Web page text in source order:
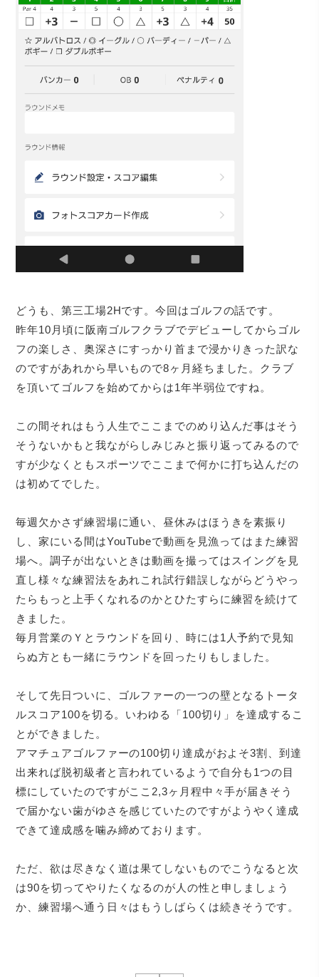
どうも、第三工場2Hです。今回はゴルフの話です。
昨年10月頃に阪南ゴルフクラブでデビューしてからゴル
フの楽しさ、奥深さにすっかり首まで浸かりきった訳な
のですがあれから早いもので8ヶ月経ちました。クラブ
を頂いてゴルフを始めてからは1年半弱位ですね。
この間それはもう人生でここまでのめり込んだ事はそう
そうないかもと我ながらしみじみと振り返ってみるので
すが少なくともスポーツでここまで何かに打ち込んだの
は初めてでした。
毎週欠かさず練習場に通い、昼休みはほうきを素振り
し、家にいる間はYouTubeで動画を見漁ってはまた練習
場へ。調子が出ないときは動画を撮ってはスイングを見
直し様々な練習法をあれこれ試行錯誤しながらどうやっ
たらもっと上手くなれるのかとひたすらに練習を続けて
きました。
毎月営業のＹとラウンドを回り、時には1人予約で見知
らぬ方とも一緒にラウンドを回ったりもしました。
そして先日ついに、ゴルファーの一つの壁となるトータ
ルスコア100を切る。いわゆる「100切り」を達成するこ
とができました。
アマチュアゴルファーの100切り達成がおよそ3割、到達
出来れば脱初級者と言われているようで自分も1つの目
標にしていたのですがここ2,3ヶ月程中々手が届きそう
で届かない歯がゆさを感じていたのですがようやく達成
できて達成感を噛み締めております。
ただ、欲は尽きなく道は果てしないものでこうなると次
は90を切ってやりたくなるのが人の性と申しましょう
か、練習場へ通う日々はもうしばらくは続きそうです。